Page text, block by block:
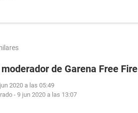
de Garena Free Fire
2020 a las 05:49
- 9 jun 2020 a las 13:07